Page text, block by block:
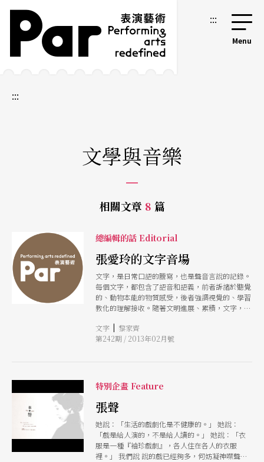
跳到主要內容區塊
網站導覽 :::
:::
文學與音樂
相關文章 8 篇
總編輯的話 Editorial
張愛玲的文字音場
文字，是日常口語的謄寫，也是聲音言說的記錄。
每個文字，都包含了語音和語義，前者訴諸於聽覺
的、動物本能的物質感受，後者強調視覺的、學習
教化的理解接收。隨著文明進展、累積，文字，尤
和聲音的連結逐漸疏離，許多人誤以為文字的解
讀，單純只是視覺辨認。其實，每個字背後永遠存
時聆聽。 被掩蓋、遺忘了的聲音，構成了文字溝
通上的伏流。一篇好的文學作品，不全然由文字的
內容意義決定，文字連串組構成的聲音變化節奏快
慢，更發揮了關鍵作用，那是我們閱讀時都沒有察
覺的幽微層次。有些作家的文字粗略，卻能吸引讀
者注意，因為內於文字，唱著起伏變化的歌。相反
地，有些文字華美雕琢，卻不容易打動我們，因為
內在聲音，違背了音樂性原則。一個好的作家，其
文字 | 黎家齊
第242期 / 2013年02月號
特別企畫 Feature
張聲
她說：「生活的戲劇化是不健康的。」 她說：
「戲是給人演的，不是給人讀的。」 她說：「衣
服是一種『袖珍戲劇』，各人住在各人的衣服
裡。」 我們說 說的戲已經夠多，何妨凝神噤聲傾